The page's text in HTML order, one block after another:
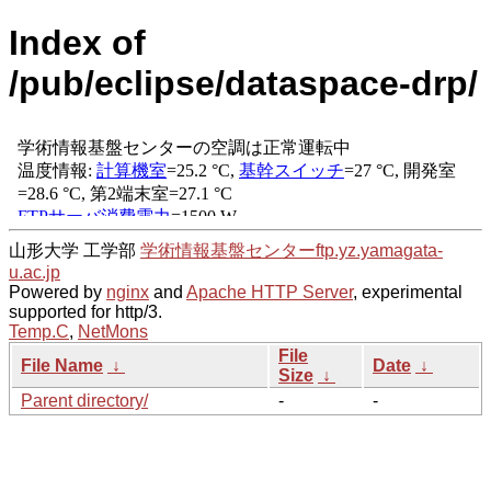
Index of
/pub/eclipse/dataspace-drp/
山形大学 工学部 学術情報基盤センターftp.yz.yamagata-
u.ac.jp
Powered by nginx and Apache HTTP Server, experimental
supported for http/3.
Temp.C, NetMons
File Name ↓
File
Size ↓
Date ↓
Parent directory/
- -